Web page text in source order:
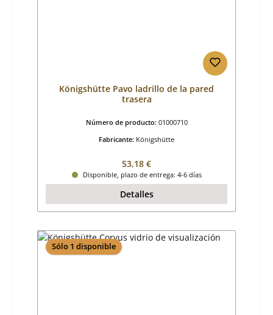
Königshütte Pavo ladrillo de la pared
trasera
Número de producto: 01000710
Fabricante: Königshütte
Precio normal:
53,18 €
Disponible, plazo de entrega: 4-6 días
Detalles
Sólo 1 disponible